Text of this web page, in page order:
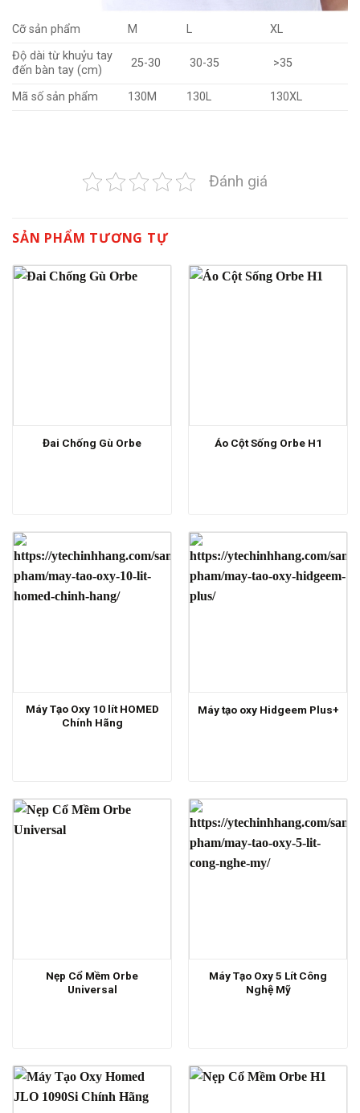
Cỡ sản phẩm M L
XL
Độ dài từ khuỷu tay
đến bàn tay (cm)
25-30 30-35 >35
Mã số sản phẩm 130M 130L 130XL
Đánh giá
SẢN PHẨM TƯƠNG TỰ
Đai Chống Gù Orbe Áo Cột Sống Orbe H1
Máy Tạo Oxy 10 lít HOMED
Chính Hãng
Máy tạo oxy Hidgeem Plus+
Nẹp Cổ Mềm Orbe
Universal
Máy Tạo Oxy 5 Lít Công
Nghệ Mỹ